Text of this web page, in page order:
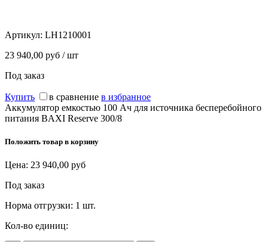
Артикул: LH1210001
23 940,00 руб / шт
Под заказ
Купить в сравнение в избранное
Аккумулятор емкостью 100 Ач для источника бесперебойного
питания BAXI Reserve 300/8
Положить товар в корзину
Цена: 23 940,00 руб
Под заказ
Норма отгрузки: 1 шт.
Кол-во единиц: